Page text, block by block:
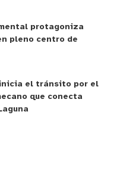
protagoniza
pleno centro de
inicia el tránsito por el
que conecta